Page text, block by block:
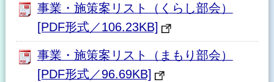
事業・施策案リスト（くらし部会）
[PDF形式／106.23KB]
事業・施策案リスト（まもり部会）
[PDF形式／96.69KB]